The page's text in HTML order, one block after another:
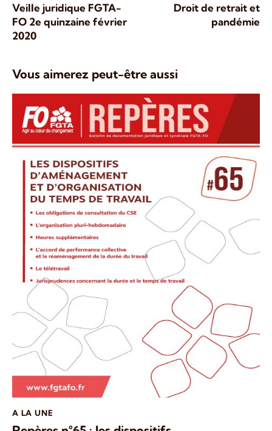
Veille juridique FGTA-
FO 2e quinzaine février
2020
Droit de retrait et
pandémie
Vous aimerez peut-être aussi
A LA UNE